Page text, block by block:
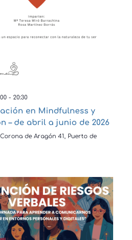
- 20:30
en Mindfulness y
– de abril a junio de 2026
Corona de Aragón 41, Puerto de